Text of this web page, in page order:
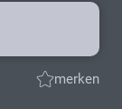
merken